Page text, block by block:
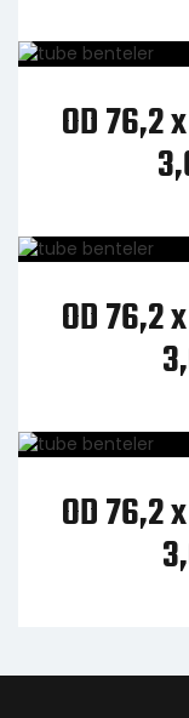
OD 76,2
OD 76,2
OD 76,2